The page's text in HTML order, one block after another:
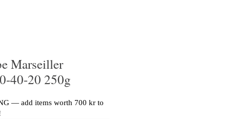
Marseiller
40-20 250g
— add items worth 700 kr to